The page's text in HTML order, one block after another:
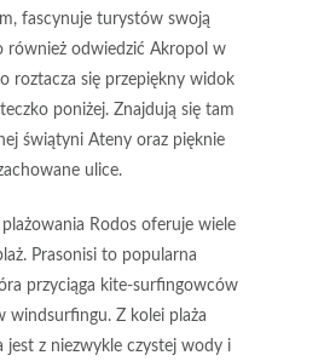
fascynuje turystów swoją
również odwiedzić Akropol w
roztacza się przepiękny widok
poniżej. Znajdują się tam
świątyni Ateny oraz pięknie
ulice.
Rodos oferuje wiele
Prasonisito popularna
przyciąga kite-surfingowców
windsurfingu. Z kolei plaża
jest z niezwykle czystej wody i